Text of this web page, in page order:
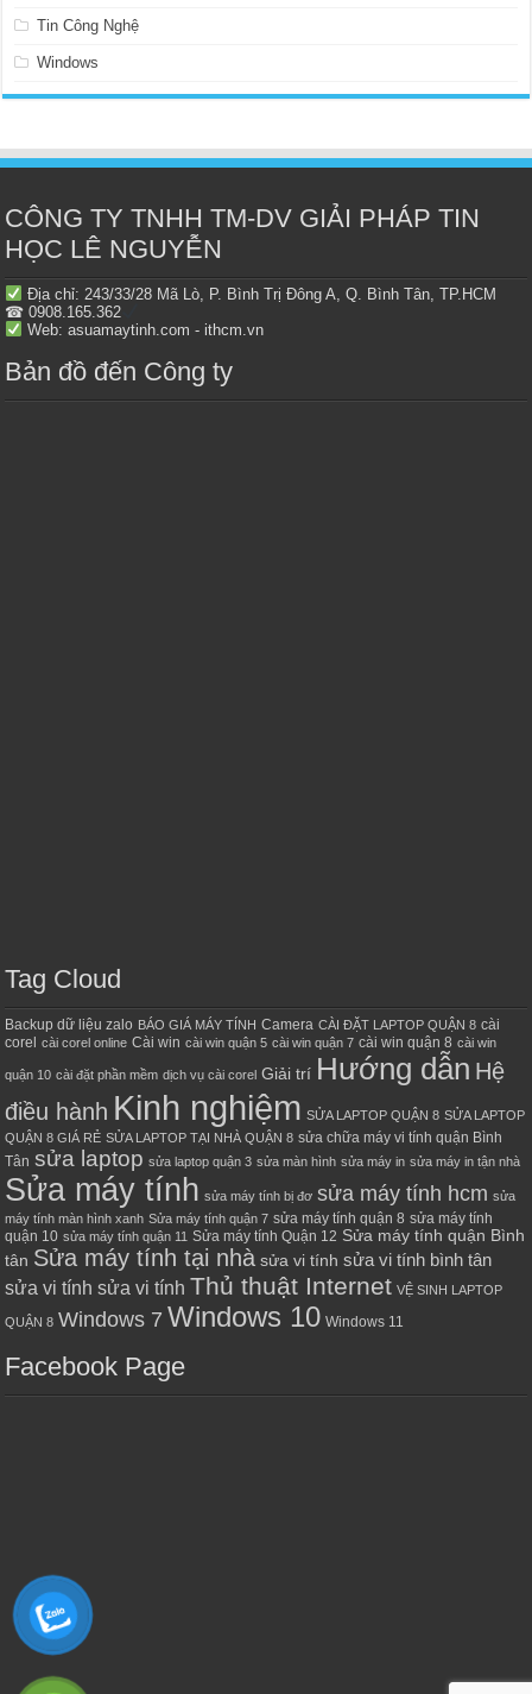
Tin Công Nghệ
Windows
CÔNG TY TNHH TM-DV GIẢI PHÁP TIN
HỌC LÊ NGUYỄN
Địa chỉ: 243/33/28 Mã Lò, P. Bình Trị Đông A, Q. Bình Tân, TP.HCM
☎ 0908.165.362
Web: asuamaytinh.com - ithcm.vn
Bản đồ đến Công ty
Tag Cloud
Backup dữ liệu zalo BÁO GIÁ MÁY TÍNH Camera CÀI ĐẶT LAPTOP QUẬN 8 cài
corel
cài corel online Cài win cài win quận 5 cài win quận 7 cài win quận 8 cài win
quận 10 cài đặt phần mềm dịch vụ cài corel Giải trí Hướng dẫn Hệ
điều hành Kinh nghiệm SỬA LAPTOP QUẬN 8 SỬA LAPTOP
QUẬN 8 GIÁ RẺ SỬA LAPTOP TẠI NHÀ QUẬN 8 sửa chữa máy vi tính quận Bình
Tân sửa laptop sửa laptop quận 3 sửa màn hình sửa máy in sửa máy in tận nhà
Sửa máy tính sửa máy tính bị đơ sửa máy tính hcm sửa
máy tính màn hình xanh Sửa máy tính quận 7 sửa máy tính quận 8 sửa máy tính
quận 10 sửa máy tính quận 11 Sửa máy tính Quận 12 Sửa máy tính quận Bình
tân Sửa máy tính tại nhà sửa vi tính sửa vi tính bình tân
sửa vi tính sửa vi tính Thủ thuật Internet VỆ SINH LAPTOP
QUẬN 8 Windows 7 Windows 10 Windows 11
Facebook Page